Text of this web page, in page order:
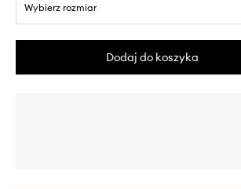
Wybierz rozmiar
Dodaj do koszyka